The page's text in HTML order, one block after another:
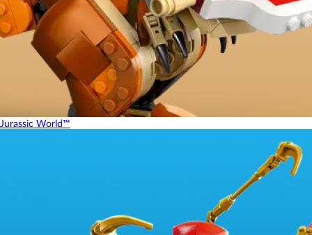
Jurassic World™